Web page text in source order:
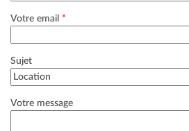
Votre email *
Sujet
Votre message